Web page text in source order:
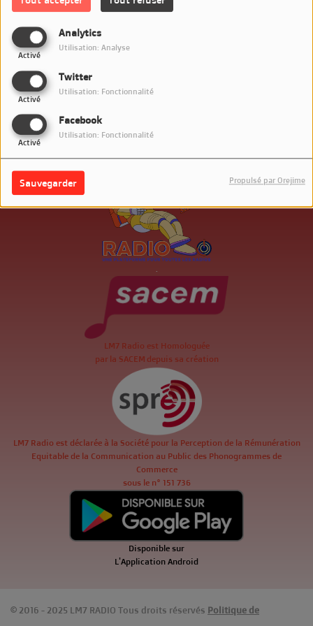
Analytics
Activé
Utilisation: Analyse
Twitter
Activé
Utilisation: Fonctionnalité
Facebook
Activé
Utilisation: Fonctionnalité
Sauvegarder Propulsé par Orejime
Connectez-vous pour commenter cet article
SE CONNECTER
.
LM7 Radio est Homologuée
par la SACEM depuis sa création
LM7 Radio est déclarée à la Société pour la Perception de la Rémunération
Equitable de la Communication au Public des Phonogrammes de
Commerce
sous le n° 151 736
Disponible sur
L'Application Android
© 2016 - 2025 LM7 RADIO Tous droits réservés Politique de